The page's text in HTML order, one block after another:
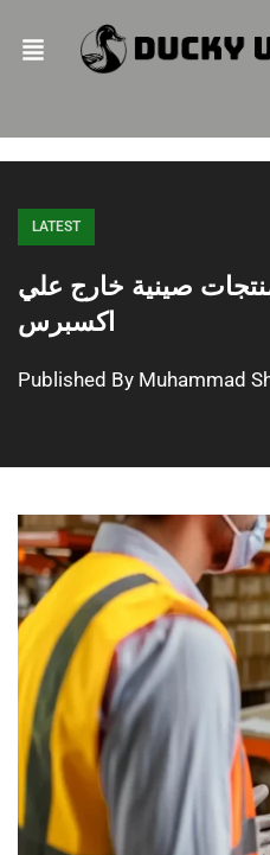
LATEST
صينية خارج علي
اكسبرس
Published By Muhammad